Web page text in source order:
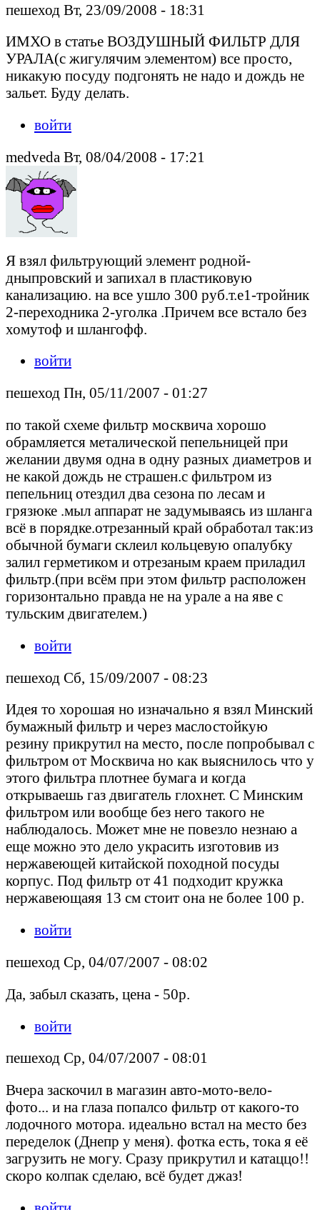
пешеход Вт, 23/09/2008 - 18:31
ИМХО в статье ВОЗДУШНЫЙ ФИЛЬТР ДЛЯ
УРАЛА(с жигулячим элементом) все просто,
никакую посуду подгонять не надо и дождь не
зальет. Буду делать.
войти
medveda Вт, 08/04/2008 - 17:21
Я взял фильтрующий элемент родной-
дныпровский и запихал в пластиковую
канализацию. на все ушло 300 руб.т.е1-тройник
2-переходника 2-уголка .Причем все встало без
хомутоф и шлангофф.
войти
пешеход Пн, 05/11/2007 - 01:27
по такой схеме фильтр москвича хорошо
обрамляется металической пепельницей при
желании двумя одна в одну разных диаметров и
не какой дождь не страшен.с фильтром из
пепельниц отездил два сезона по лесам и
грязюке .мыл аппарат не задумываясь из шланга
всё в порядке.отрезанный край обработал так:из
обычной бумаги склеил кольцевую опалубку
залил герметиком и отрезаным краем приладил
фильтр.(при всём при этом фильтр расположен
горизонтально правда не на урале а на яве с
тульским двигателем.)
войти
пешеход Сб, 15/09/2007 - 08:23
Идея то хорошая но изначально я взял Минский
бумажный фильтр и через маслостойкую
резину прикрутил на место, после попробывал с
фильтром от Москвича но как выяснилось что у
этого фильтра плотнее бумага и когда
открываешь газ двигатель глохнет. С Минским
фильтром или вообще без него такого не
наблюдалось. Может мне не повезло незнаю а
еще можно это дело украсить изготовив из
нержавеющей китайской походной посуды
корпус. Под фильтр от 41 подходит кружка
нержавеющаяя 13 см стоит она не более 100 р.
войти
пешеход Ср, 04/07/2007 - 08:02
Да, забыл сказать, цена - 50р.
войти
пешеход Ср, 04/07/2007 - 08:01
Вчера заскочил в магазин авто-мото-вело-
фото... и на глаза попалсо фильтр от какого-то
лодочного мотора. идеально встал на место без
переделок (Днепр у меня). фотка есть, тока я её
загрузить не могу. Сразу прикрутил и катаццо!!
скоро колпак сделаю, всё будет джаз!